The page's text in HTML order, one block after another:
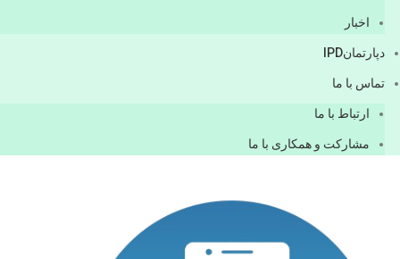
اخبار
دپارتمانIPD
تماس با ما
ارتباط با ما
مشاركت و همكاری با ما